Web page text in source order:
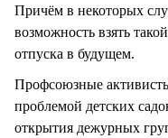
Причём в некоторых
возможность взять
отпуска в будущем.
Профсоюзные
проблемой детских
открытия дежурных